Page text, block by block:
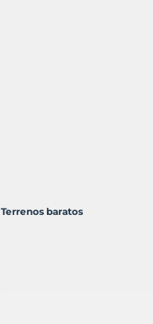
Terrenos baratos